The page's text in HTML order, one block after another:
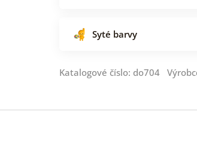
Syté barvy
Katalogové číslo: do704